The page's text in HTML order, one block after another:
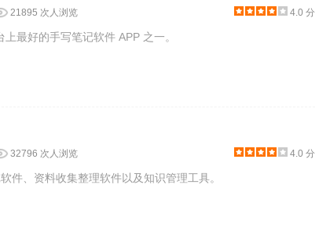
21895 次人浏览 4.0 分
最好的手写笔记软件 APP 之一。
32796 次人浏览 4.0 分
件、资料收集整理软件以及知识管理工具。